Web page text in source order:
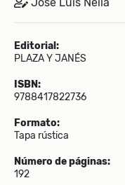
Editorial:
PLAZA Y JANÉS
ISBN:
9788417822736
Formato:
Tapa rústica
Número de páginas:
192